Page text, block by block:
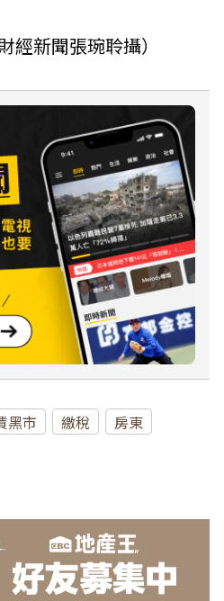
經新聞張琬聆攝）
黑市 繳稅 房東